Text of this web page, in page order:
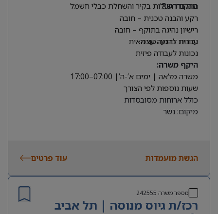
התקנת תעלות בקיר והשחלת כבלי חשמל
מה נדרש?
רקע והבנה טכנית – חובה
רישיון נהיגה בתוקף – חובה
עברית ברמה טובה
נכונות להגעה עצמאית
נכונות לעבודה פיזית
היקף משרה:
משרה מלאה | ימים א’-ה’| 07:00–17:00
שעות נוספות לפי הצורך
כולל ארוחות מסובסדות
מיקום: נשר
הגשת מועמדות עוד פרטים
מספר משרה 242555
רכז/ת גיוס מנוסה | תל אביב